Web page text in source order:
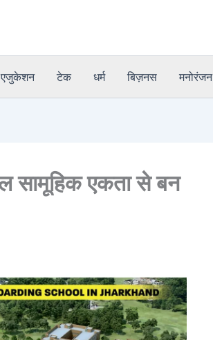
एजुकेशन टेक धर्म बिज़नस मनोरंजन
सामूहिक एकता से बन